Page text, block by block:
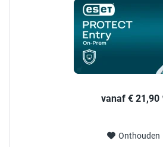
vanaf € 21,90
Onthouden